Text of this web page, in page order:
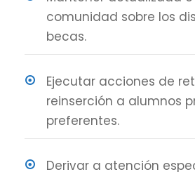
comunidad sobre los
becas.
Ejecutar acciones de
reinserción a alumnos
preferentes.
Derivar a atención